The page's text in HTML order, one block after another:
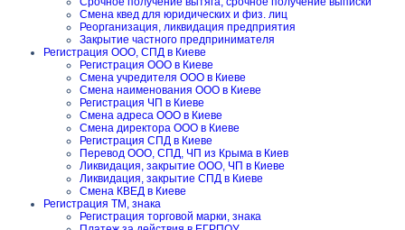
Смена квед для юридических и физ. лиц
Реорганизация, ликвидация предприятия
Закрытие частного предпринимателя
Регистрация ООО, СПД в Киеве
Регистрация ООО в Киеве
Смена учредителя ООО в Киеве
Смена наименования ООО в Киеве
Регистрация ЧП в Киеве
Смена адреса ООО в Киеве
Смена директора ООО в Киеве
Регистрация СПД в Киеве
Перевод ООО, СПД, ЧП из Крыма в Киев
Ликвидация, закрытие ООО, ЧП в Киеве
Ликвидация, закрытие СПД в Киеве
Смена КВЕД в Киеве
Регистрация ТМ, знака
Регистрация торговой марки, знака